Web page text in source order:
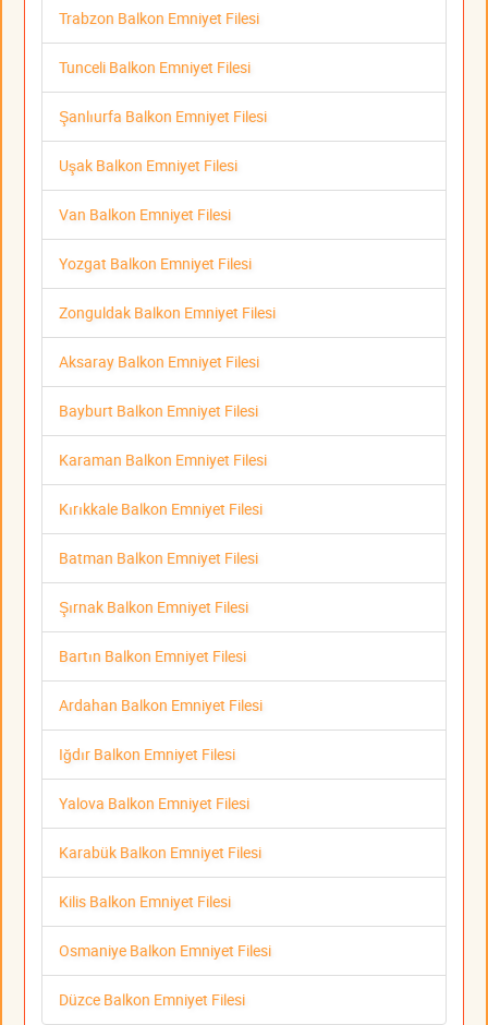
Trabzon Balkon Emniyet Filesi
Tunceli Balkon Emniyet Filesi
Şanlıurfa Balkon Emniyet Filesi
Uşak Balkon Emniyet Filesi
Van Balkon Emniyet Filesi
Yozgat Balkon Emniyet Filesi
Zonguldak Balkon Emniyet Filesi
Aksaray Balkon Emniyet Filesi
Bayburt Balkon Emniyet Filesi
Karaman Balkon Emniyet Filesi
Kırıkkale Balkon Emniyet Filesi
Batman Balkon Emniyet Filesi
Şırnak Balkon Emniyet Filesi
Bartın Balkon Emniyet Filesi
Ardahan Balkon Emniyet Filesi
Iğdır Balkon Emniyet Filesi
Yalova Balkon Emniyet Filesi
Karabük Balkon Emniyet Filesi
Kilis Balkon Emniyet Filesi
Osmaniye Balkon Emniyet Filesi
Düzce Balkon Emniyet Filesi